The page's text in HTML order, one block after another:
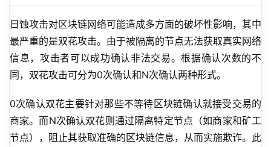
日蚀攻击对区块链网络可能造成多方面的破坏性影响，其中
最严重的是双花攻击。由于被隔离的节点无法获取真实网络
信息，攻击者可以成功确认非法交易。根据确认次数的不
同，双花攻击可分为0次确认和N次确认两种形式。
0次确认双花主要针对那些不等待区块链确认就接受交易的
商家。而N次确认双花则通过隔离特定节点（如商家和矿工
节点），阻止其获取准确的区块链信息，从而实施欺诈。此